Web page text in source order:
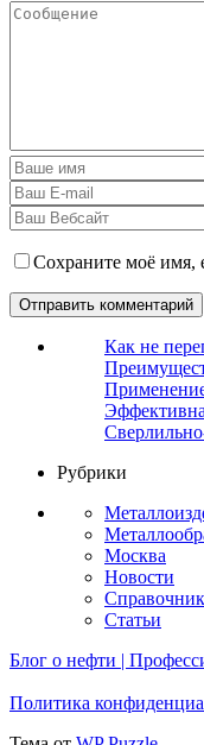
Сохраните моё имя,
Как не
Рубрики
Москва
Новости
Справочник
Статьи
Блог о нефти |
Политика